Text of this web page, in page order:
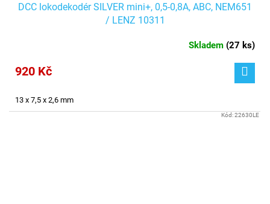
DCC lokodekodér SILVER mini+, 0,5-0,8A, ABC, NEM651
/ LENZ 10311
Skladem (27 ks)
920 Kč
13 x 7,5 x 2,6 mm
Kód:22630LE